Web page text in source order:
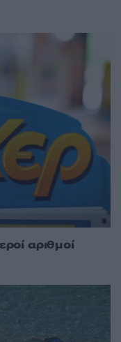
αριθμοί